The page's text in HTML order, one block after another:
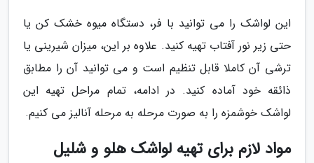
این لواشک را می توانید با فر، دستگاه میوه خشک کن یا
حتی زیر نور آفتاب تهیه کنید. علاوه بر این، میزان شیرینی یا
ترشی آن کاملا قابل تنظیم است و می توانید آن را مطابق
ذائقه خود آماده کنید. در ادامه، تمام مراحل تهیه این
لواشک خوشمزه را به صورت مرحله به مرحله آنالیز می کنیم.
مواد لازم برای تهیه لواشک هلو و شلیل